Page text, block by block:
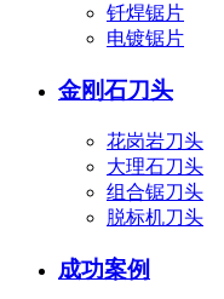
钎焊锯片
电镀锯片
金刚石刀头
花岗岩刀头
大理石刀头
组合锯刀头
脱标机刀头
成功案例